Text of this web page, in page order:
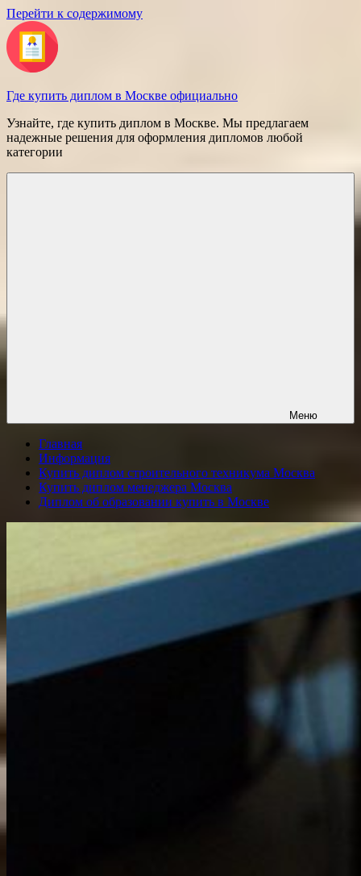
Перейти к содержимому
Где купить диплом в Москве официально
Узнайте, где купить диплом в Москве. Мы предлагаем
надежные решения для оформления дипломов любой
категории
Меню
Главная
Информация
Купить диплом строительного техникума Москва
Купить диплом менеджера Москва
Диплом об образовании купить в Москве